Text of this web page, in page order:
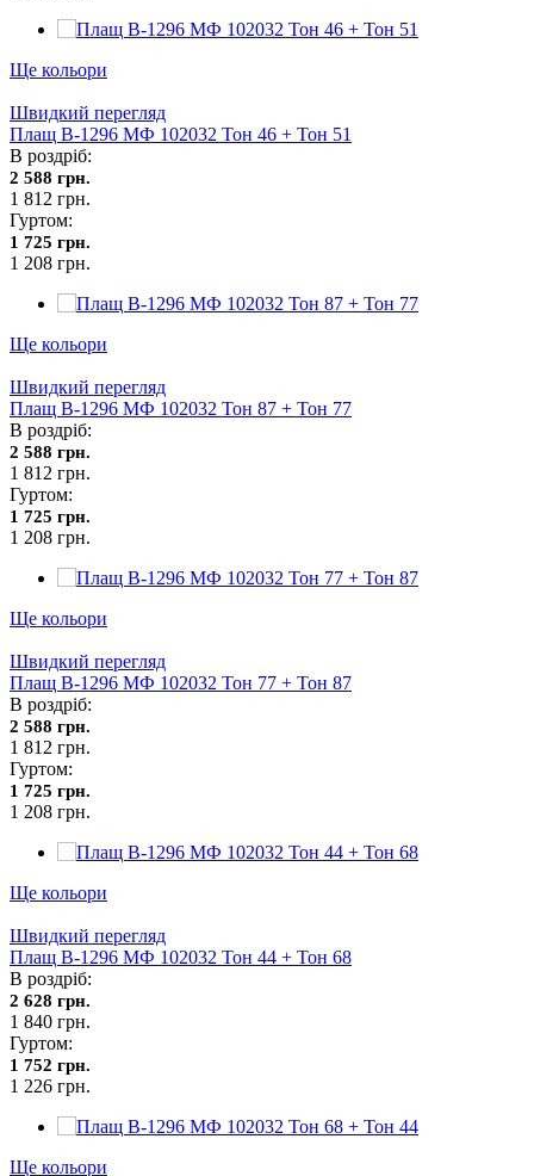
Ще кольори
Швидкий перегляд
Плащ В-1296 МФ 102032 Тон 46 + Тон 51
В роздріб:
2 588 грн.
1 812 грн.
Гуртом:
1 725 грн.
1 208 грн.
Ще кольори
Швидкий перегляд
Плащ В-1296 МФ 102032 Тон 87 + Тон 77
В роздріб:
2 588 грн.
1 812 грн.
Гуртом:
1 725 грн.
1 208 грн.
Ще кольори
Швидкий перегляд
Плащ В-1296 МФ 102032 Тон 77 + Тон 87
В роздріб:
2 588 грн.
1 812 грн.
Гуртом:
1 725 грн.
1 208 грн.
Ще кольори
Швидкий перегляд
Плащ В-1296 МФ 102032 Тон 44 + Тон 68
В роздріб:
2 628 грн.
1 840 грн.
Гуртом:
1 752 грн.
1 226 грн.
Ще кольори